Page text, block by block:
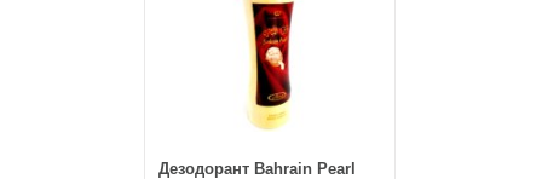
Дезодорант Bahrain Pearl